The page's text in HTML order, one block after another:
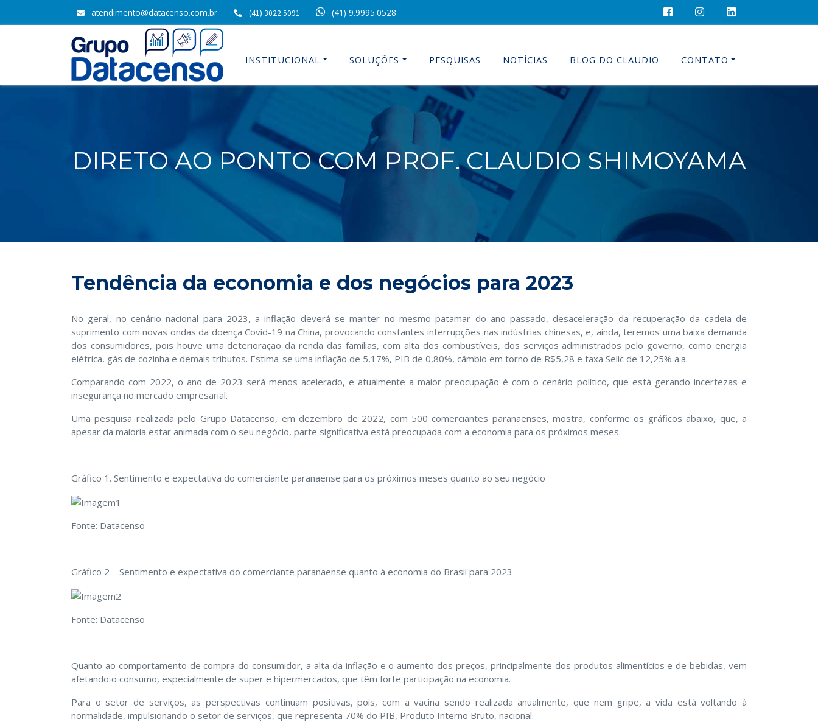
atendimento@datacenso.com.br (41) 3022.5091 (41) 9.9995.0528
INSTITUCIONAL SOLUÇÕES PESQUISAS NOTÍCIAS BLOG DO CLAUDIO CONTATO
DIRETO AO PONTO COM PROF. CLAUDIO SHIMOYAMA
Tendência da economia e dos negócios para 2023
No geral, no cenário nacional para 2023, a inflação deverá se manter no mesmo patamar do ano passado, desaceleração da recuperação da cadeia de
suprimento com novas ondas da doença Covid-19 na China, provocando constantes interrupções nas indústrias chinesas, e, ainda, teremos uma baixa demanda
dos consumidores, pois houve uma deterioração da renda das famílias, com alta dos combustíveis, dos serviços administrados pelo governo, como energia
elétrica, gás de cozinha e demais tributos. Estima-se uma inflação de 5,17%, PIB de 0,80%, câmbio em torno de R$5,28 e taxa Selic de 12,25% a.a.
Comparando com 2022, o ano de 2023 será menos acelerado, e atualmente a maior preocupação é com o cenário político, que está gerando incertezas e
insegurança no mercado empresarial.
Uma pesquisa realizada pelo Grupo Datacenso, em dezembro de 2022, com 500 comerciantes paranaenses, mostra, conforme os gráficos abaixo, que, a
apesar da maioria estar animada com o seu negócio, parte significativa está preocupada com a economia para os próximos meses.
Gráfico 1. Sentimento e expectativa do comerciante paranaense para os próximos meses quanto ao seu negócio
Fonte: Datacenso
Gráfico 2 – Sentimento e expectativa do comerciante paranaense quanto à economia do Brasil para 2023
Fonte: Datacenso
Quanto ao comportamento de compra do consumidor, a alta da inflação e o aumento dos preços, principalmente dos produtos alimentícios e de bebidas, vem
afetando o consumo, especialmente de super e hipermercados, que têm forte participação na economia.
Para o setor de serviços, as perspectivas continuam positivas, pois, com a vacina sendo realizada anualmente, que nem gripe, a vida está voltando à
normalidade, impulsionando o setor de serviços, que representa 70% do PIB, Produto Interno Bruto, nacional.